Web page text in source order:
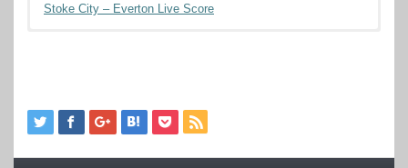
Stoke City – Everton Live Score